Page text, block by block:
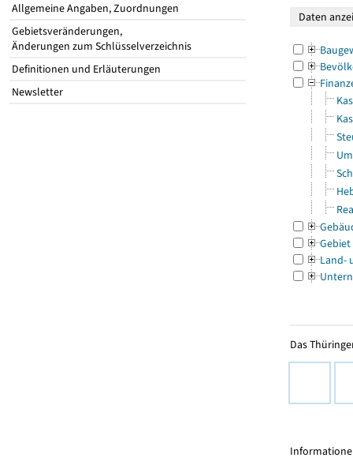
Allgemeine Angaben, Zuordnungen
Gebietsveränderungen,
Änderungen zum Schlüsselverzeichnis
Definitionen und Erläuterungen
Newsletter
Gebiet
Land-
Das